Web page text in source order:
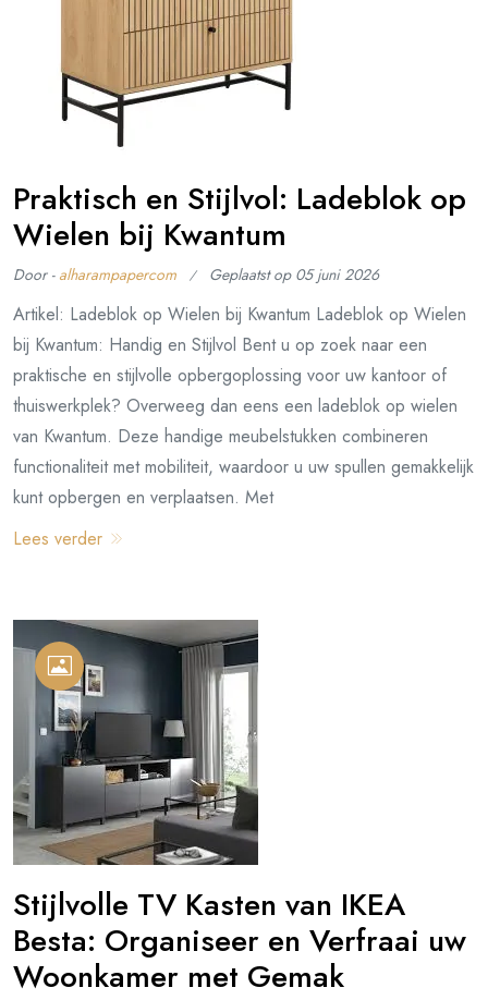
Praktisch en Stijlvol: Ladeblok op
Wielen bij Kwantum
Door - alharampapercom Geplaatst op 05 juni 2026
Artikel: Ladeblok op Wielen bij Kwantum Ladeblok op Wielen
bij Kwantum: Handig en Stijlvol Bent u op zoek naar een
praktische en stijlvolle opbergoplossing voor uw kantoor of
thuiswerkplek? Overweeg dan eens een ladeblok op wielen
van Kwantum. Deze handige meubelstukken combineren
functionaliteit met mobiliteit, waardoor u uw spullen gemakkelijk
kunt opbergen en verplaatsen. Met
Lees verder
Stijlvolle TV Kasten van IKEA
Besta: Organiseer en Verfraai uw
Woonkamer met Gemak